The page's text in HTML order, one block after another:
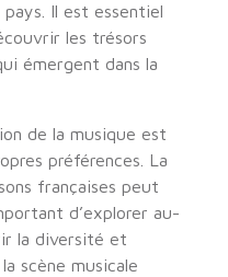
Il est essentiel
les trésors
émergent dans la
de la musique est
préférences. La
françaises peut
d’explorer au-
la diversité et
scène musicale